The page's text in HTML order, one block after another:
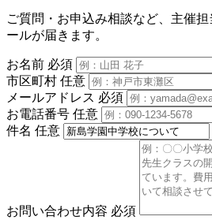
ご質問・お申込み相談など、主催
ールが届きます。
お名前 必須
市区町村 任意
メールアドレス 必須
お電話番号 任意
件名 任意
お問い合わせ内容 必須